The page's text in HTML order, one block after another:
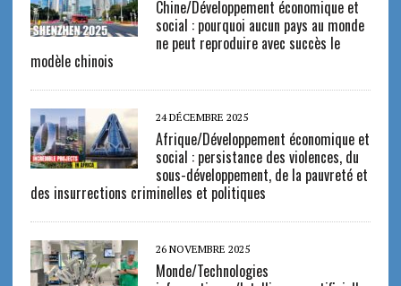
Chine/Développement économique et
social : pourquoi aucun pays au monde
ne peut reproduire avec succès le
modèle chinois
24 DÉCEMBRE 2025
Afrique/Développement économique et
social : persistance des violences, du
sous-développement, de la pauvreté et
des insurrections criminelles et politiques
26 NOVEMBRE 2025
Monde/Technologies